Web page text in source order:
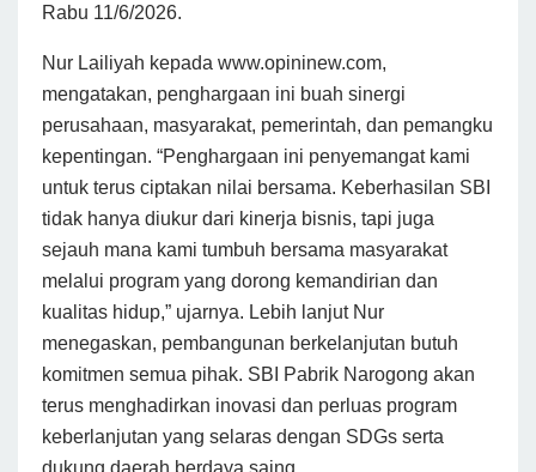
Rabu 11/6/2026.
Nur Lailiyah kepada www.opininew.com,
mengatakan, penghargaan ini buah sinergi
perusahaan, masyarakat, pemerintah, dan pemangku
kepentingan. “Penghargaan ini penyemangat kami
untuk terus ciptakan nilai bersama. Keberhasilan SBI
tidak hanya diukur dari kinerja bisnis, tapi juga
sejauh mana kami tumbuh bersama masyarakat
melalui program yang dorong kemandirian dan
kualitas hidup,” ujarnya. Lebih lanjut Nur
menegaskan, pembangunan berkelanjutan butuh
komitmen semua pihak. SBI Pabrik Narogong akan
terus menghadirkan inovasi dan perluas program
keberlanjutan yang selaras dengan SDGs serta
dukung daerah berdaya saing.